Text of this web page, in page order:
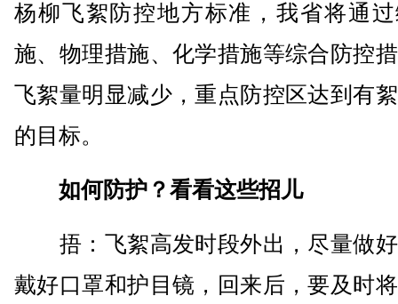
杨柳飞絮防控地方标准，我省将通
施、物理措施、化学措施等综合防控
飞絮量明显减少，重点防控区达到有
的目标。
如何防护？看看这些招儿
捂：飞絮高发时段外出，尽量做
戴好口罩和护目镜，回来后，要及时